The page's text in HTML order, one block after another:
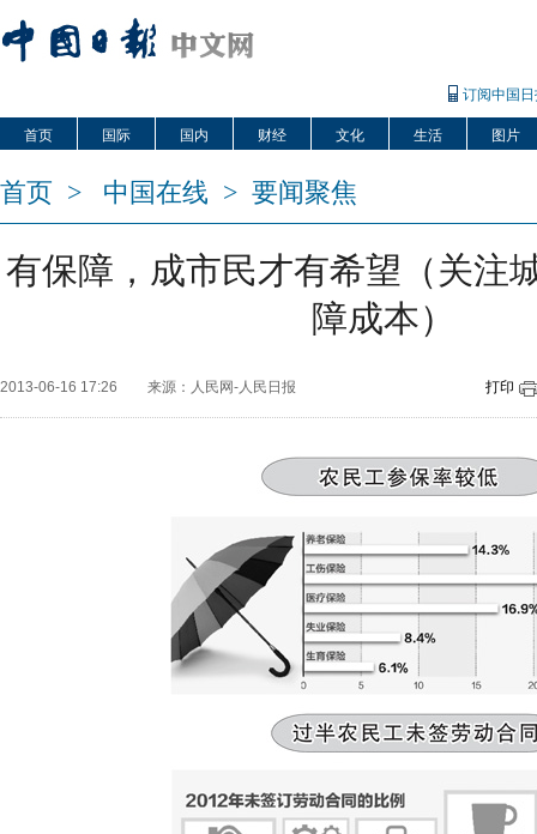
订阅中国
首页 国际 国内 财经 文化 生活 图片
首页 > 中国在线 > 要闻聚焦
有保障，成市民才有希望（关注
障成本）
2013-06-16 17:26 来源：人民网-人民日报 打印